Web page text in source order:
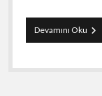
Devamını Oku